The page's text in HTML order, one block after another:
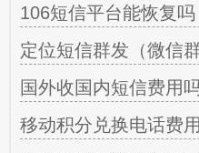
106短信平台能恢复
定位短信群发（微信
国外收国内短信费用
移动积分兑换电话费